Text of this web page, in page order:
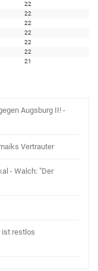
22
22
22
22
22
22
21
Augsburg II! -
Vertrauter
- Walch: "Der
ist restlos